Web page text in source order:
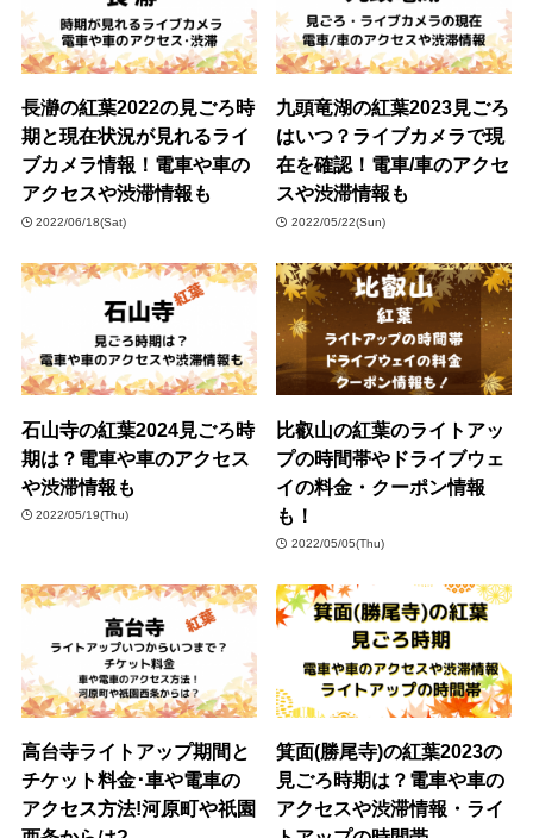
長瀞の紅葉2022の見ごろ時
期と現在状況が見れるライ
ブカメラ情報！電車や車の
アクセスや渋滞情報も
2022/06/18(Sat)
九頭竜湖の紅葉2023見ごろ
はいつ？ライブカメラで現
在を確認！電車/車のアクセ
スや渋滞情報も
2022/05/22(Sun)
石山寺の紅葉2024見ごろ時
期は？電車や車のアクセス
や渋滞情報も
2022/05/19(Thu)
比叡山の紅葉のライトアッ
プの時間帯やドライブウェ
イの料金・クーポン情報
も！
2022/05/05(Thu)
高台寺ライトアップ期間と
チケット料金･車や電車の
アクセス方法!河原町や祇園
箕面(勝尾寺)の紅葉2023の
見ごろ時期は？電車や車の
アクセスや渋滞情報・ライ